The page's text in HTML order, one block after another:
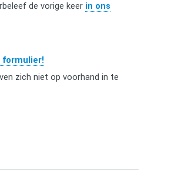
de vorige keer in ons
formulier!
zich niet op voorhand in te